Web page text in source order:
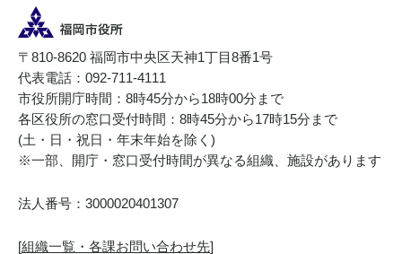
〒810-8620 福岡市中央区天神1丁目8番1号
代表電話：092-711-4111
市役所開庁時間：8時45分から18時00分まで
各区役所の窓口受付時間：8時45分から17時15分まで
(土・日・祝日・年末年始を除く)
※一部、開庁・窓口受付時間が異なる組織、施設があります
法人番号：3000020401307
[組織一覧・各課お問い合わせ先]